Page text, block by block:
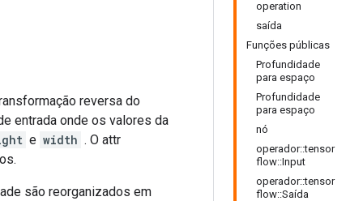
operation
saída
Funções públicas
Profundidade
para espaço
Profundidade
para espaço
nó
operador::tensor
flow::Input
operador::tensor
flow::Saída
reversa do
entrada onde os valores da
e width . O attr
são reorganizados em